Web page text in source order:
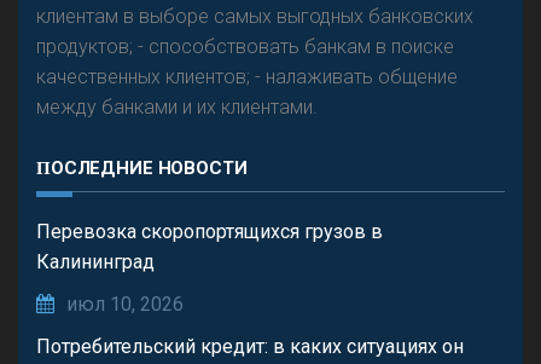
клиентам в выборе самых выгодных банковских
продуктов; - способствовать банкам в поиске
качественных клиентов; - налаживать общение
между банками и их клиентами.
ПОСЛЕДНИЕ НОВОСТИ
Перевозка скоропортящихся грузов в
Калининград
июл 10, 2026
Потребительский кредит: в каких ситуациях он